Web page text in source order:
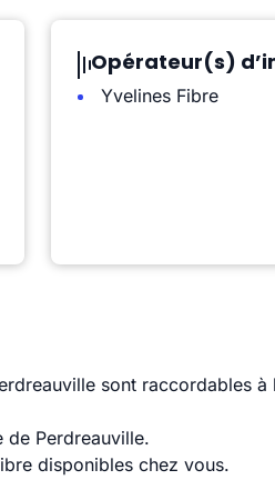
Opérateur(s)
Yvelines Fibre
sont raccordables
de Perdreauville.
disponibles chez vous.